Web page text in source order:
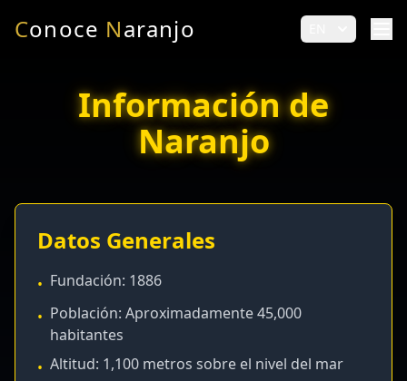
Conoce Naranjo
Información de
Naranjo
Datos Generales
• Fundación: 1886
• Población: Aproximadamente 45,000
habitantes
• Altitud: 1,100 metros sobre el nivel del mar